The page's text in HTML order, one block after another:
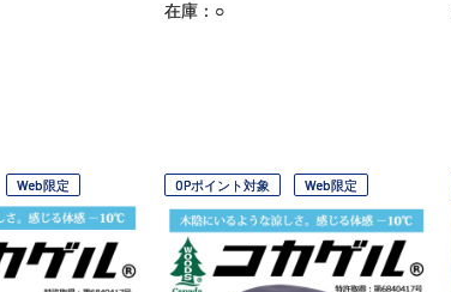
在庫：○
Web限定 OPポイント対象 Web限定